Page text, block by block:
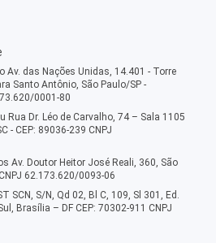
Av. das Nações Unidas, 14.401 - Torre
Santo Antônio, São Paulo/SP -
0001-80
Rua Dr. Léo de Carvalho, 74 – Sala 1105
- CEP: 89036-239 CNPJ
Av. Doutor Heitor José Reali, 360, São
62.173.620/0093-06
SCN, S/N, Qd 02, Bl C, 109, Sl 301, Ed.
Brasília – DF CEP: 70302-911 CNPJ